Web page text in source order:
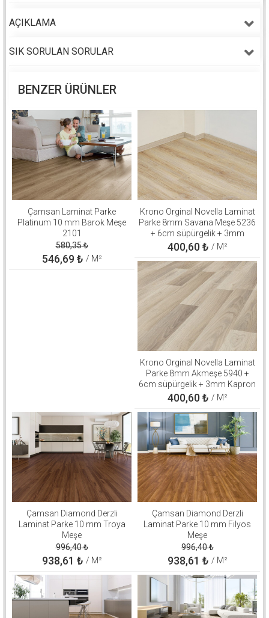
AÇIKLAMA
SIK SORULAN SORULAR
BENZER ÜRÜNLER
Çamsan Laminat Parke
Platinum 10 mm Barok Meşe
2101
580,35₺
546,69₺ / M²
Krono Orginal Novella Laminat
Parke 8mm Savana Meşe 5236
+ 6cm süpürgelik + 3mm
Kapron Takım
400,60₺ / M²
Krono Orginal Novella Laminat
Parke 8mm Akmeşe 5940 +
6cm süpürgelik + 3mm Kapron
Takım
400,60₺ / M²
Çamsan Diamond Derzli
Laminat Parke 10 mm Troya
Meşe
996,40₺
938,61 ₺ / M²
Çamsan Diamond Derzli
Laminat Parke 10 mm Filyos
Meşe
996,40₺
938,61 ₺ / M²